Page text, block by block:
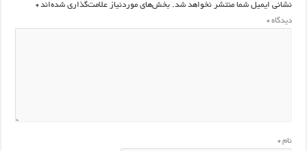
نشانی ایمیل شما منتشر نخواهد شد. بخش‌های موردنیاز علامت‌گذاری شده‌اند*
دیدگاه*
نام*